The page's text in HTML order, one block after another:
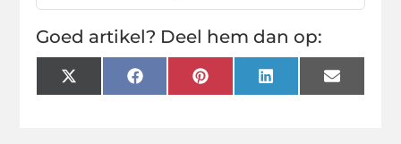
Goed artikel? Deel hem dan op:
X
(Twitter)
FacebookPinterest LinkedIn Email